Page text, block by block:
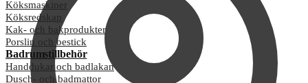
Köksmaskiner
Köksredskap
Kak- och bakprodukter
Porslin och bestick
Badrumstillbehör
Handdukar och badlakan
Dusch- och badmattor